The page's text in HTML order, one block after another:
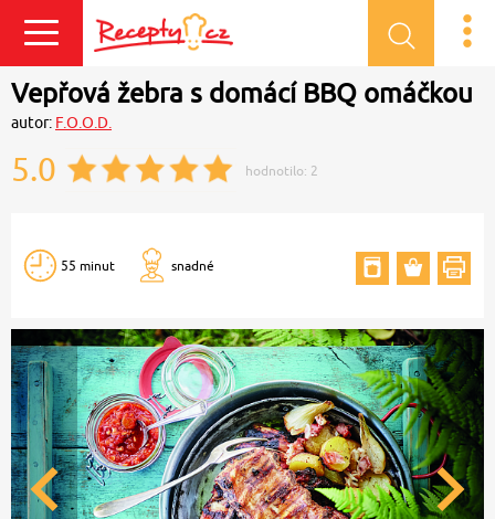
Přihlásit se
Vepřová žebra s domácí BBQ omáčkou
autor: F.O.O.D.
5.0 hodnotilo: 2
55 minut snadné